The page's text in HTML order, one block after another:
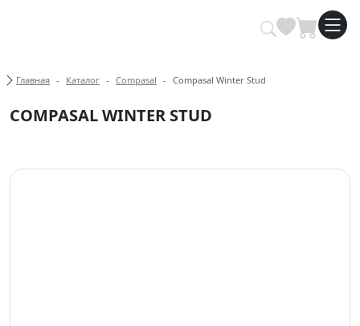
Купить автомобильные шины
Хлебные крошки
Главная Каталог Compasal Compasal Winter Stud
COMPASAL WINTER STUD